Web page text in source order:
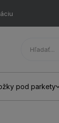
pod parkety